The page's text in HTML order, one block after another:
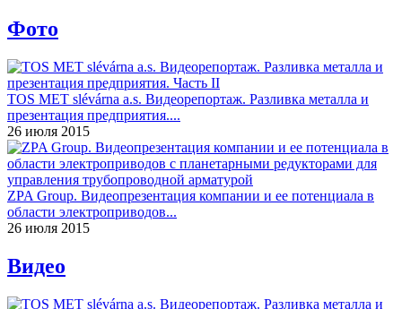
Фото
TOS MET slévárna a.s. Видеорепортаж. Разливка металла и
презентация предприятия....
26 июля 2015
ZPA Group. Видеопрезентация компании и ее потенциала в
области электроприводов...
26 июля 2015
Видео